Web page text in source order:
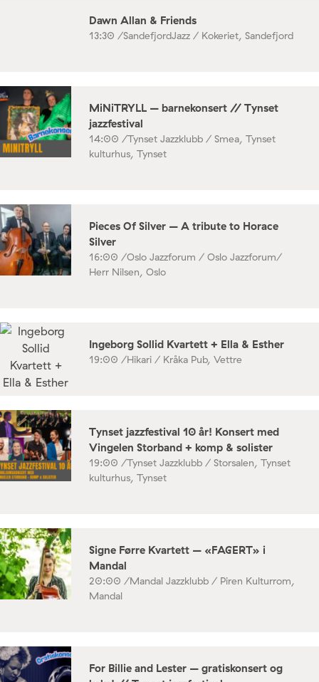
Dawn Allan & Friends
13:30 /SandefjordJazz / Kokeriet, Sandefjord
MiNiTRYLL – barnekonsert // Tynset
jazzfestival
14:00 /Tynset Jazzklubb / Smea, Tynset
kulturhus, Tynset
Pieces Of Silver – A tribute to Horace
Silver
16:00 /Oslo Jazzforum / Oslo Jazzforum/
Herr Nilsen, Oslo
Ingeborg Sollid Kvartett + Ella & Esther
19:00 /Hikari / Kråka Pub, Vettre
Tynset jazzfestival 10 år! Konsert med
Vingelen Storband + komp & solister
19:00 /Tynset Jazzklubb / Storsalen, Tynset
kulturhus, Tynset
Signe Førre Kvartett – «FAGERT» i
Mandal
20:00 /Mandal Jazzklubb / Piren Kulturrom,
Mandal
For Billie and Lester – gratiskonsert og